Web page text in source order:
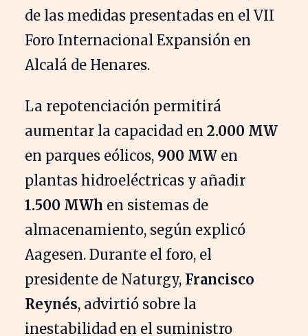
de las medidas presentadas en el VII
Foro Internacional Expansión en
Alcalá de Henares.
La repotenciación permitirá
aumentar la capacidad en 2.000 MW
en parques eólicos, 900 MW en
plantas hidroeléctricas y añadir
1.500 MWh en sistemas de
almacenamiento, según explicó
Aagesen. Durante el foro, el
presidente de Naturgy, Francisco
Reynés, advirtió sobre la
inestabilidad en el suministro